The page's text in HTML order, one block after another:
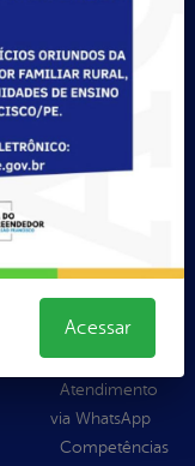
Ouvidoria
Acompanhar
uma
Manifestação
Atendimento
via WhatsApp
Competências
Acessar